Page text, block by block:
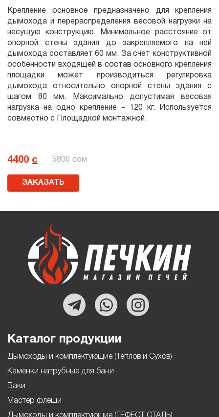
Крепление основное предназначено для крепления
дымохода и перераспределения весовой нагрузки на
несущую конструкцию. Минимальное расстояние от
опорной стены здания до закрепляемого на ней
дымохода составляет 60 мм. За счет конструктивной
особенности входящей в состав основного крепления
площадки может производиться регулировка
дымохода относительно опорной стены здания с
шагом 80 мм. Максимально допустимая весовая
нагрузка на одно крепление - 120 кг. Используется
совместно с Площадкой монтажной.
4400 с 5800 сом
ЗАКАЗАТЬ
Каталог продукции
Дымоходы и комплектующие (Теплов и Сухов)
Каменки натрубные для бани
Баки
Мастер флеши
Дымоходы и комплектующие (ГЕФЕСТ СТАЛЬ)